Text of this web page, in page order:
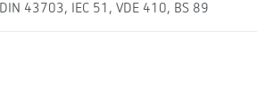
DIN 43703, IEC 51, VDE 410, BS 89